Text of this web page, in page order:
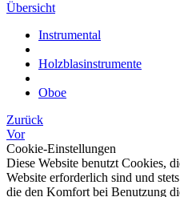
Übersicht
Instrumental
Holzblasinstrumente
Oboe
Zurück
Vor
Cookie-Einstellungen
Diese Website benutzt Cookies,
Website erforderlich sind und
die den Komfort bei Benutzung